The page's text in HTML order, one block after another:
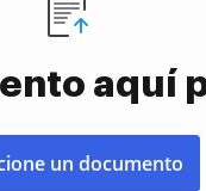
aquí
un documento